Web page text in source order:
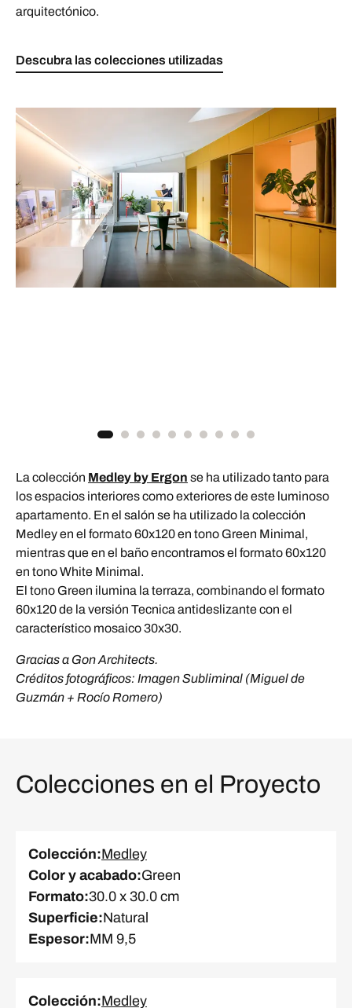
arquitectónico.
Descubra las colecciones utilizadas
La colección Medley by Ergon se ha utilizado tanto para
los espacios interiores como exteriores de este luminoso
apartamento. En el salón se ha utilizado la colección
Medley en el formato 60x120 en tono Green Minimal,
mientras que en el baño encontramos el formato 60x120
en tono White Minimal.
El tono Green ilumina la terraza, combinando el formato
60x120 de la versión Tecnica antideslizante con el
característico mosaico 30x30.
Gracias a Gon Architects.
Créditos fotográficos: Imagen Subliminal (Miguel de
Guzmán + Rocío Romero)
Colecciones en el Proyecto
Colección:Medley
Color y acabado:Green
Formato:30.0 x 30.0 cm
Superficie:Natural
Espesor:MM 9,5
Colección:Medley